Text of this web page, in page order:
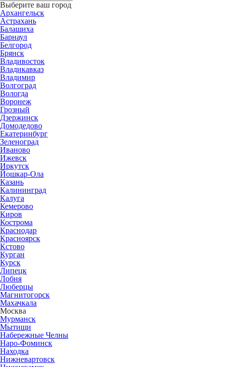
Выберите ваш город
Архангельск
Астрахань
Балашиха
Барнаул
Белгород
Брянск
Владивосток
Владикавказ
Владимир
Волгоград
Вологда
Воронеж
Грозный
Дзержинск
Домодедово
Екатеринбург
Зеленоград
Иваново
Ижевск
Иркутск
Йошкар-Ола
Казань
Калининград
Калуга
Кемерово
Киров
Кострома
Краснодар
Красноярск
Кстово
Курган
Курск
Липецк
Лобня
Люберцы
Магнитогорск
Махачкала
Москва
Мурманск
Мытищи
Набережные Челны
Наро-Фоминск
Находка
Нижневартовск